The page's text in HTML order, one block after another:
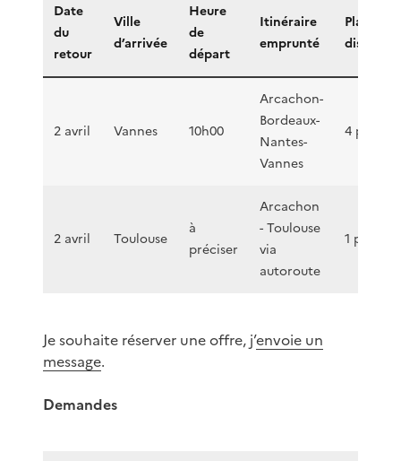
Date
du
retour
Ville
d’arrivée
Heure
de
départ
Itinéraire
emprunté
Places
2 avril Vannes 10h00
Arcachon-
Bordeaux-
Nantes-
Vannes
4 places
2 avril Toulouse
à
préciser
Arcachon
- Toulouse
via
autoroute
1 place
Je souhaite réserver une offre, j’envoie un
message.
Demandes